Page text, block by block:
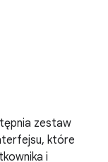
zestaw
które
i